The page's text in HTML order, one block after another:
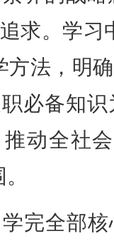
求。学习
方法，明
必备知
动全社
学完全部